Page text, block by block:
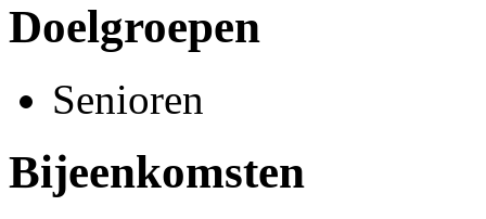
Doelgroepen
Senioren
Bijeenkomsten